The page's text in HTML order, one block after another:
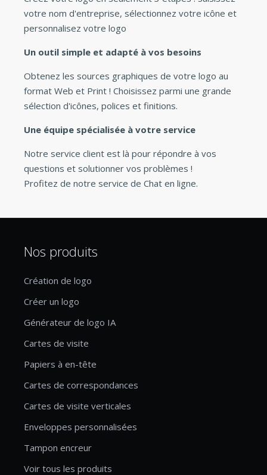
votre nom d'entreprise, sélectionnez votre icône et
personnalisez votre logo
Un outil simple et adapté à vos besoins
Obtenez les sources graphiques de votre logo au
format Web et Print ! Choisissez parmi une grande
sélection d'icônes, polices et finitions.
Une équipe spécialisée à votre service
Notre service client est là pour répondre à vos
questions et solutionner vos problèmes !
Profitez de notre service de Chat en ligne.
Nos produits
Création de logo
Créer un logo
Générateur de logo IA
Cartes de visite
Papiers à en-tête
Cartes de correspondances
Cartes de visite verticales
Enveloppes personnalisées
Tampon encreur
Voir tous les produits